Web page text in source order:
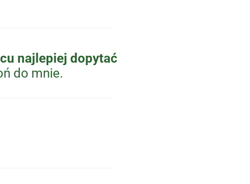
najlepiej dopytać
do mnie.